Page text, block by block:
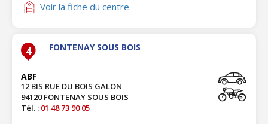
Voir la fiche du centre
4 FONTENAY SOUS BOIS
ABF
12 BIS RUE DU BOIS GALON
94120 FONTENAY SOUS BOIS
Tél. : 01 48 73 90 05